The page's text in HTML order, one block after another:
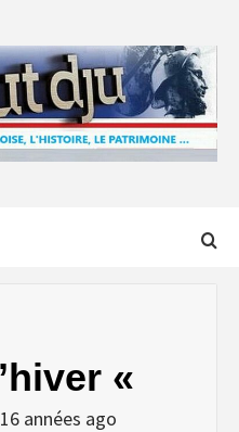
«
16 années ago